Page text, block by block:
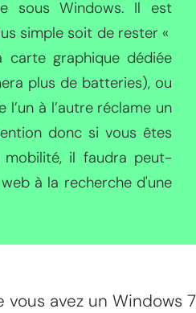
sous Windows. Il est
simple soit de rester «
carte graphique dédiée
plus de batteries), ou
l’un à l’autre réclame un
donc si vous êtes
il faudra peut-
à la recherche d'une
vous avez un Windows 7